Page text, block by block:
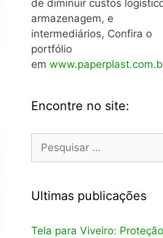
de diminuir custos
armazenagem, e
intermediários, Confira o
portfólio
em
Encontre no site:
por:
Ultimas publicações
Tela para Viveiro: